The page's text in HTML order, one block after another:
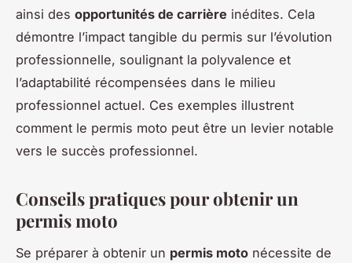
ainsi des opportunités de carrière inédites. Cela
démontre l’impact tangible du permis sur l’évolution
professionnelle, soulignant la polyvalence et
l’adaptabilité récompensées dans le milieu
professionnel actuel. Ces exemples illustrent
comment le permis moto peut être un levier notable
vers le succès professionnel.
Conseils pratiques pour obtenir un
permis moto
Se préparer à obtenir un permis moto nécessite de